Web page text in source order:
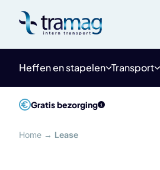
content
Heffen en stapelen Transport
Gratis bezorging
Home → Lease